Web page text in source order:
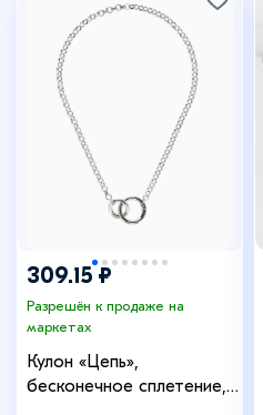
309.15 ₽
Разрешён к продаже на
маркетах
Кулон «Цепь»,
бесконечное сплетение,